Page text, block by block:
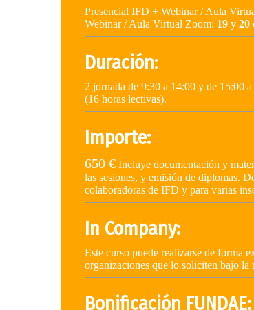
Presencial IFD + Webinar / Aula
Webinar / Aula Virtual Zoom: 19 y 20
Duración:
2 jornada de 9:30 a 14:00 y de 15:00
(16 horas lectivas).
Importe:
650 €Incluye documentación y
las sesiones, y emisión de diplomas.
colaboradoras de IFD y para varias
In Company:
Este curso puede realizarse de forma
organizaciones que lo soliciten bajo
Bonificación FUNDAE: